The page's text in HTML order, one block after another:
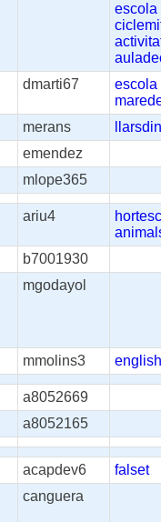
escola
dmarti67
escola
merans
emendez
mlope365
ariu4
b7001930
mgodayol
mmolins3
a8052669
a8052165
acapdev6
falset
canguera